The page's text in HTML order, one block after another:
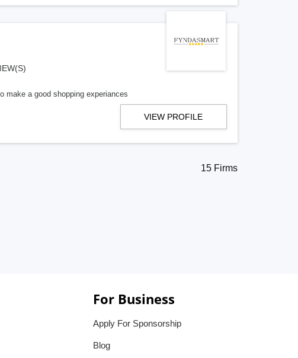
make a good shopping experiances
VIEW PROFILE
15 Firms
For Business
Apply For Sponsorship
Blog